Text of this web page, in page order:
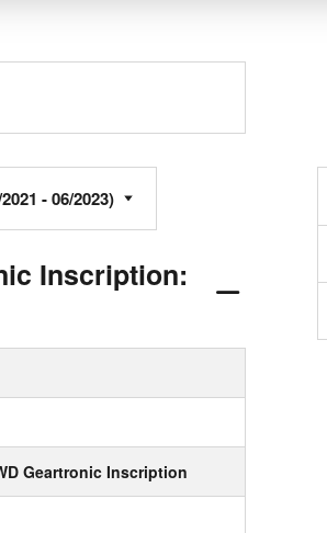
Inscription:
Geartronic Inscription